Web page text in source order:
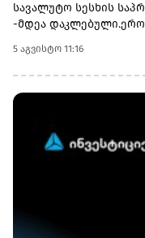
სავალუტო სესხის
-მდეა
დან.მიმოხილვაშის
აჩქარებაზეა
გაიზარდა,ხოლო
ლარია. მ.შ. 10 მლრდ
მლრდ ლარამდე
5 აგვისტო 11:16